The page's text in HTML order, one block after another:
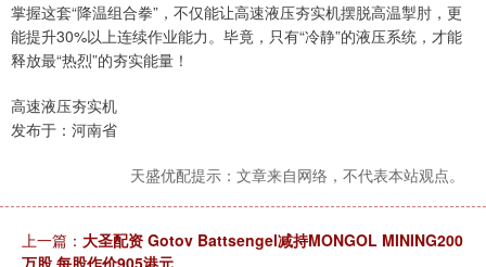
掌握这套“降温组合拳”，不仅能让高速液压夯实机摆脱高温掣肘，更
能提升30%以上连续作业能力。毕竟，只有“冷静”的液压系统，才能
释放最“热烈”的夯实能量！
高速液压夯实机
发布于：河南省
天盛优配提示：文章来自网络，不代表本站观点。
上一篇： 大圣配资 Gotov Battsengel减持MONGOL MINING200